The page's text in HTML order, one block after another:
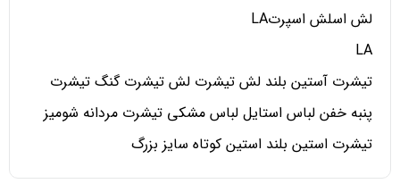
لش اسلش اسپرتLA
LA
تیشرت آستین بلند لش تیشرت لش تیشرت گنگ تیشرت
پنبه خفن لباس استایل لباس مشکی تیشرت مردانه شومیز
تیشرت استین بلند استین کوتاه سایز بزرگ